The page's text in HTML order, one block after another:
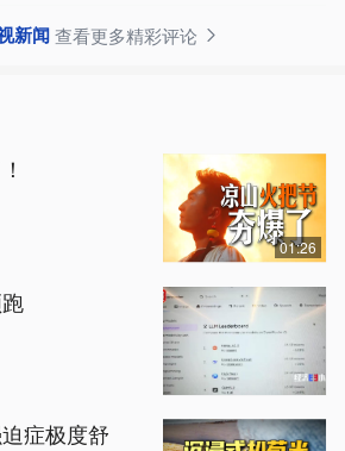
新闻查看更多精彩评论
01:26
症极度舒